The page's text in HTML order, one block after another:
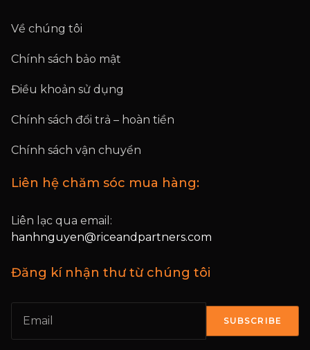
Về chúng tôi
Chính sách bảo mật
Điều khoản sử dụng
Chính sách đổi trả – hoàn tiền
Chính sách vận chuyển
Liên hệ chăm sóc mua hàng:
Liên lạc qua email:
hanhnguyen@riceandpartners.com
Đăng kí nhận thư từ chúng tôi
SUBSCRIBE